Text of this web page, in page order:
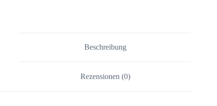
Beschreibung
Rezensionen (0)